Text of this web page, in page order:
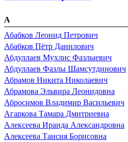
А
Абабков Леонид Петрович
Абабков Пётр Данилович
Абдуллаев Мухлис Фазлыевич
Абдуллаев Фазлы Шамсутдинович
Абрамов Никита Николаевич
Абрамова Эльвира Леонидовна
Абросимов Владимир Васильевич
Агаркова Тамара Дмитриевна
Алексеева Ираида Александровна
Алексеева Таисия Борисовна